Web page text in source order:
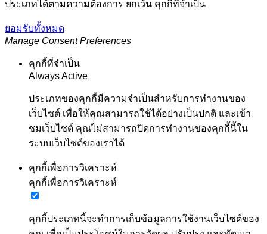
ประเภทได้ตามความต้องการ ยกเว้น คุกกี้ที่จำเป็น
ยอมรับทั้งหมด
Manage Consent Preferences
คุกกี้ที่จำเป็น
Always Active
ประเภทของคุกกี้มีความจำเป็นสำหรับการทำงานของ
เว็บไซต์ เพื่อให้คุณสามารถใช้ได้อย่างเป็นปกติ และเข้า
ชมเว็บไซต์ คุณไม่สามารถปิดการทำงานของคุกกี้นี้ใน
ระบบเว็บไซต์ของเราได้
คุกกี้เพื่อการวิเคราะห์
คุกกี้เพื่อการวิเคราะห์
คุกกี้ประเภทนี้จะทำการเก็บข้อมูลการใช้งานเว็บไซต์ของ